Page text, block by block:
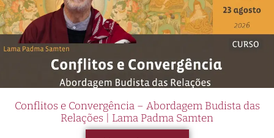
Conflitos e Convergência – Abordagem Budista das
Relações | Lama Padma Samten